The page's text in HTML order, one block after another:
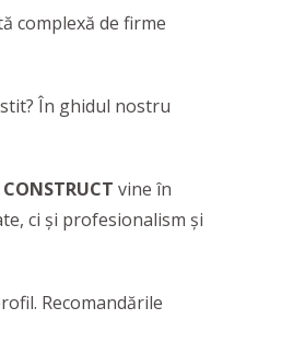
complexă de firme
În ghidul nostru
vine în
ci și profesionalism și
Recomandările